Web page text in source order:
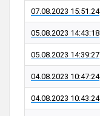
07.08.2023 15:51:24
05.08.2023 14:43:18
05.08.2023 14:39:27
04.08.2023 10:47:24
04.08.2023 10:43:24